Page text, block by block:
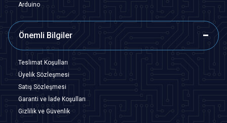
Arduino
Önemli Bilgiler
Teslimat Koşulları
Üyelik Sözleşmesi
Satış Sözleşmesi
Garanti ve İade Koşulları
Gizlilik ve Güvenlik